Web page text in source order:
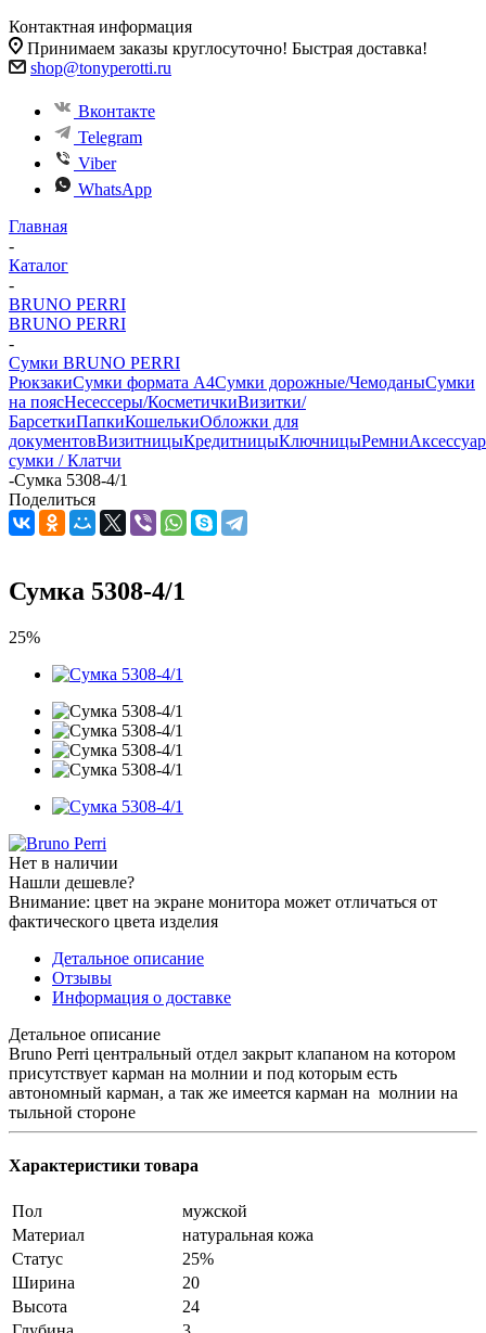
Контактная информация
Принимаем заказы круглосуточно! Быстрая доставка!
shop@tonyperotti.ru
Вконтакте
Telegram
Viber
WhatsApp
Главная
-
Каталог
-
BRUNO PERRI
BRUNO PERRI
-
Сумки BRUNO PERRI
РюкзакиСумки формата А4Сумки дорожные/ЧемоданыСумки
на поясНесессеры/КосметичкиВизитки/
БарсеткиПапкиКошелькиОбложки для
документовВизитницыКредитницыКлючницыРемни
сумки / Клатчи
-Сумка 5308-4/1
Поделиться
Сумка 5308-4/1
25%
Нет в наличии
Нашли дешевле?
Внимание: цвет на экране монитора может отличаться от
фактического цвета изделия
Детальное описание
Отзывы
Информация о доставке
Детальное описание
Bruno Perri центральный отдел закрыт клапаном на котором
присутствует карман на молнии и под которым есть
автономный карман, а так же имеется карман на молнии на
тыльной стороне
Характеристики товара
Пол
мужской
Материал
натуральная кожа
Статус
25%
Ширина
20
Высота
24